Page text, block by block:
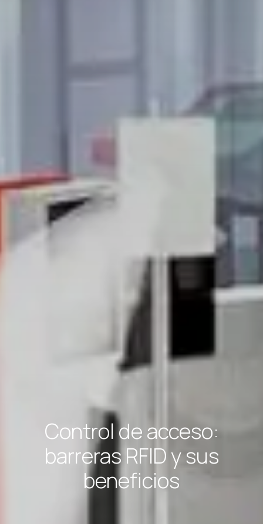
Control de acceso:
barreras RFID y sus
beneficios